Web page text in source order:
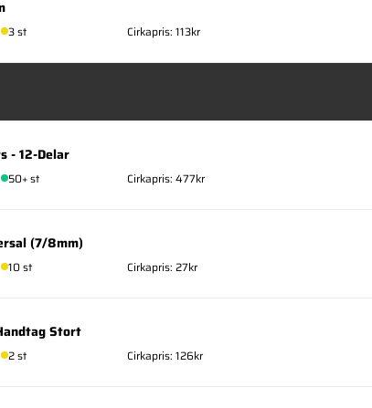
3 st Cirkapris: 113kr
- 12-Delar
50+ st Cirkapris: 477kr
(7/8mm)
10 st Cirkapris: 27kr
Stort
2 st Cirkapris: 126kr